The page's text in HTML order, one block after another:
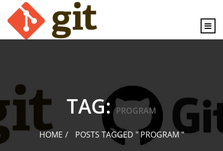
content
TAG:PROGRAM
HOME POSTS TAGGED " PROGRAM "